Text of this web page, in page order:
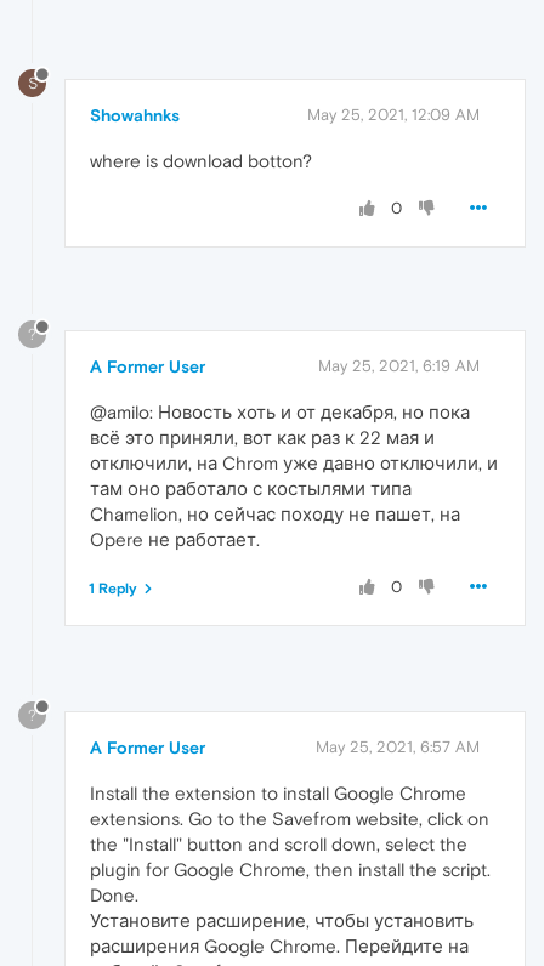
S
Showahnks May 25, 2021, 12:09 AM
where is download botton?
0
?
A Former User May 25, 2021, 6:19 AM
@amilo: Новость хоть и от декабря, но пока
всё это приняли, вот как раз к 22 мая и
отключили, на Chrom уже давно отключили, и
там оно работало с костылями типа
Chamelion, но сейчас походу не пашет, на
Opere не работает.
0
1 Reply
?
A Former User May 25, 2021, 6:57 AM
Install the extension to install Google Chrome
extensions. Go to the Savefrom website, click on
the "Install" button and scroll down, select the
plugin for Google Chrome, then install the script.
Done.
Установите расширение, чтобы установить
расширения Google Chrome. Перейдите на